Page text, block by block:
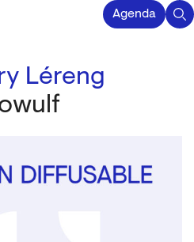
Agenda
Léreng